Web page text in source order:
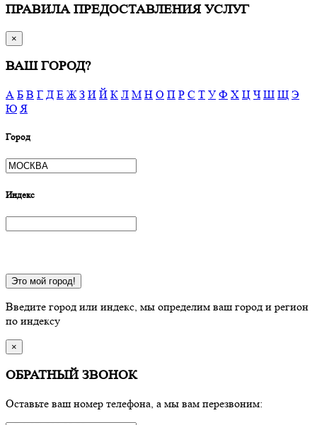
ПРАВИЛА ПРЕДОСТАВЛЕНИЯ УСЛУГ
×
ВАШ ГОРОД?
А Б В Г Д Е Ж З И Й К Л М Н О П Р С Т У Ф Х Ц Ч Ш Щ Э
Ю Я
Город
Индекс
Это мой город!
Введите город или индекс, мы определим ваш город и регион
по индексу
×
ОБРАТНЫЙ ЗВОНОК
Оставьте ваш номер телефона, а мы вам перезвоним: